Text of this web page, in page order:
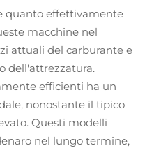
quanto effettivamente
macchine nel
attuali del carburante e
dell'attrezzatura.
efficienti ha un
nonostante il tipico
Questi modelli
nel lungo termine,